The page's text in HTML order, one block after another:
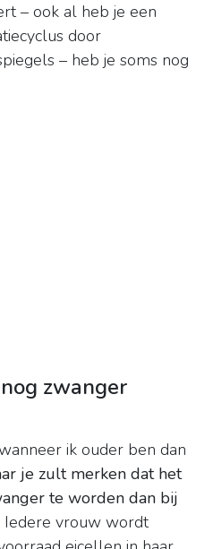
– ook al heb je een
door
– heb je soms nog
zwanger
ik ouder ben dan
je zult merken dat het
te worden dan bij
Iedere vrouw wordt